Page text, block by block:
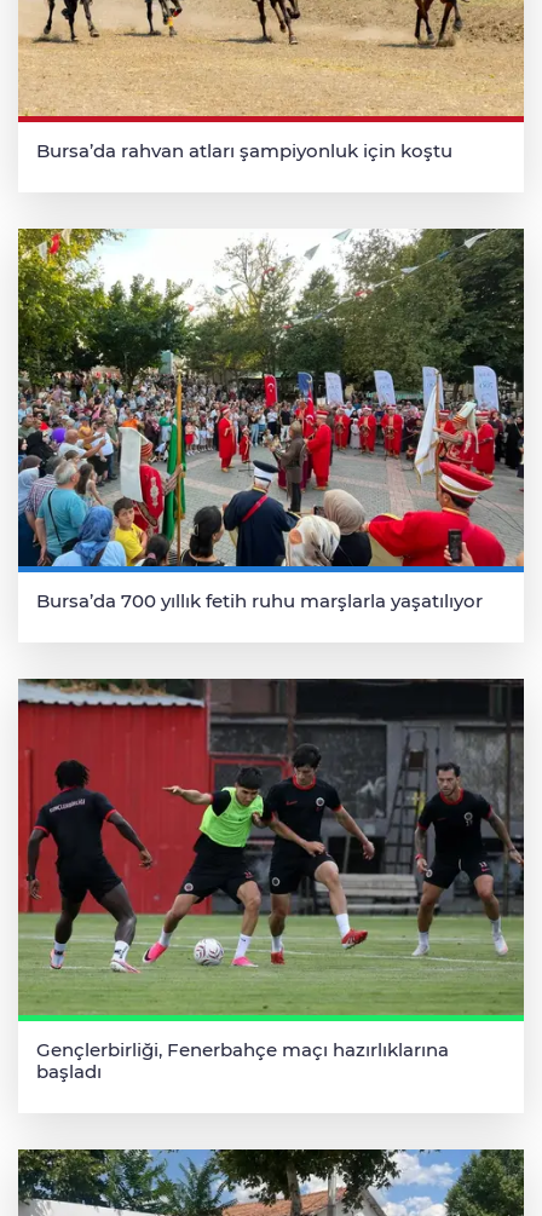
Bursa’da rahvan atları şampiyonluk için koştu
Bursa’da 700 yıllık fetih ruhu marşlarla yaşatılıyor
Gençlerbirliği, Fenerbahçe maçı hazırlıklarına
başladı